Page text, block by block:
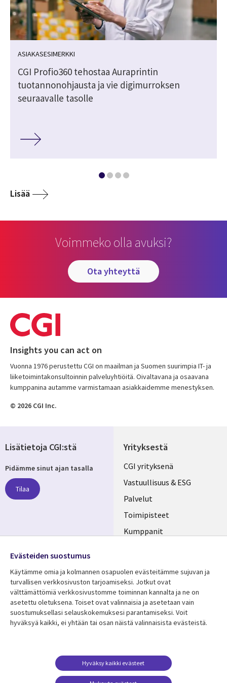
ASIAKASESIMERKKI
CGI Profio360 tehostaa Auraprintin
tuotannonohjausta ja vie digimurroksen
seuraavalle tasolle
Lisää
Voimmeko olla avuksi?
ota yhteyttä
Insights you can act on
Vuonna 1976 perustettu CGI on maailman ja Suomen suurimpia IT- ja
liiketoimintakonsultoinnin palveluyhtiöitä. Oivaltavana ja osaavana
kumppanina autamme varmistamaan asiakkaidemme menestyksen.
© 2026 CGI Inc.
Yrityksestä
Useful
links
FINLAND
CGI yrityksenä
Vastuullisuus & ESG
Palvelut
Toimipisteet
Kumppanit
Resurssikeskus
Library
FINLAND
Asiakastarinat
Lisätietoa
Legal
Tietosuoja
Käyttöehdot
Yhteystiedot
Lisätietoja CGI:stä
Pidämme sinut ajan tasalla
Tilaa
Media
FINLAND
Evästeiden suostumus
Käytämme omia ja kolmannen osapuolen evästeitämme sujuvan ja
turvallisen verkkosivuston tarjoamiseksi. Jotkut ovat
välttämättömiä verkkosivustomme toiminnan kannalta ja ne on
asetettu oletuksena. Toiset ovat valinnaisia ​​ja asetetaan vain
suostumuksellasi selauskokemuksesi parantamiseksi. Voit
hyväksyä kaikki, ei yhtään tai osan näistä valinnaisista evästeistä.
Hyväksy kaikki evästeet